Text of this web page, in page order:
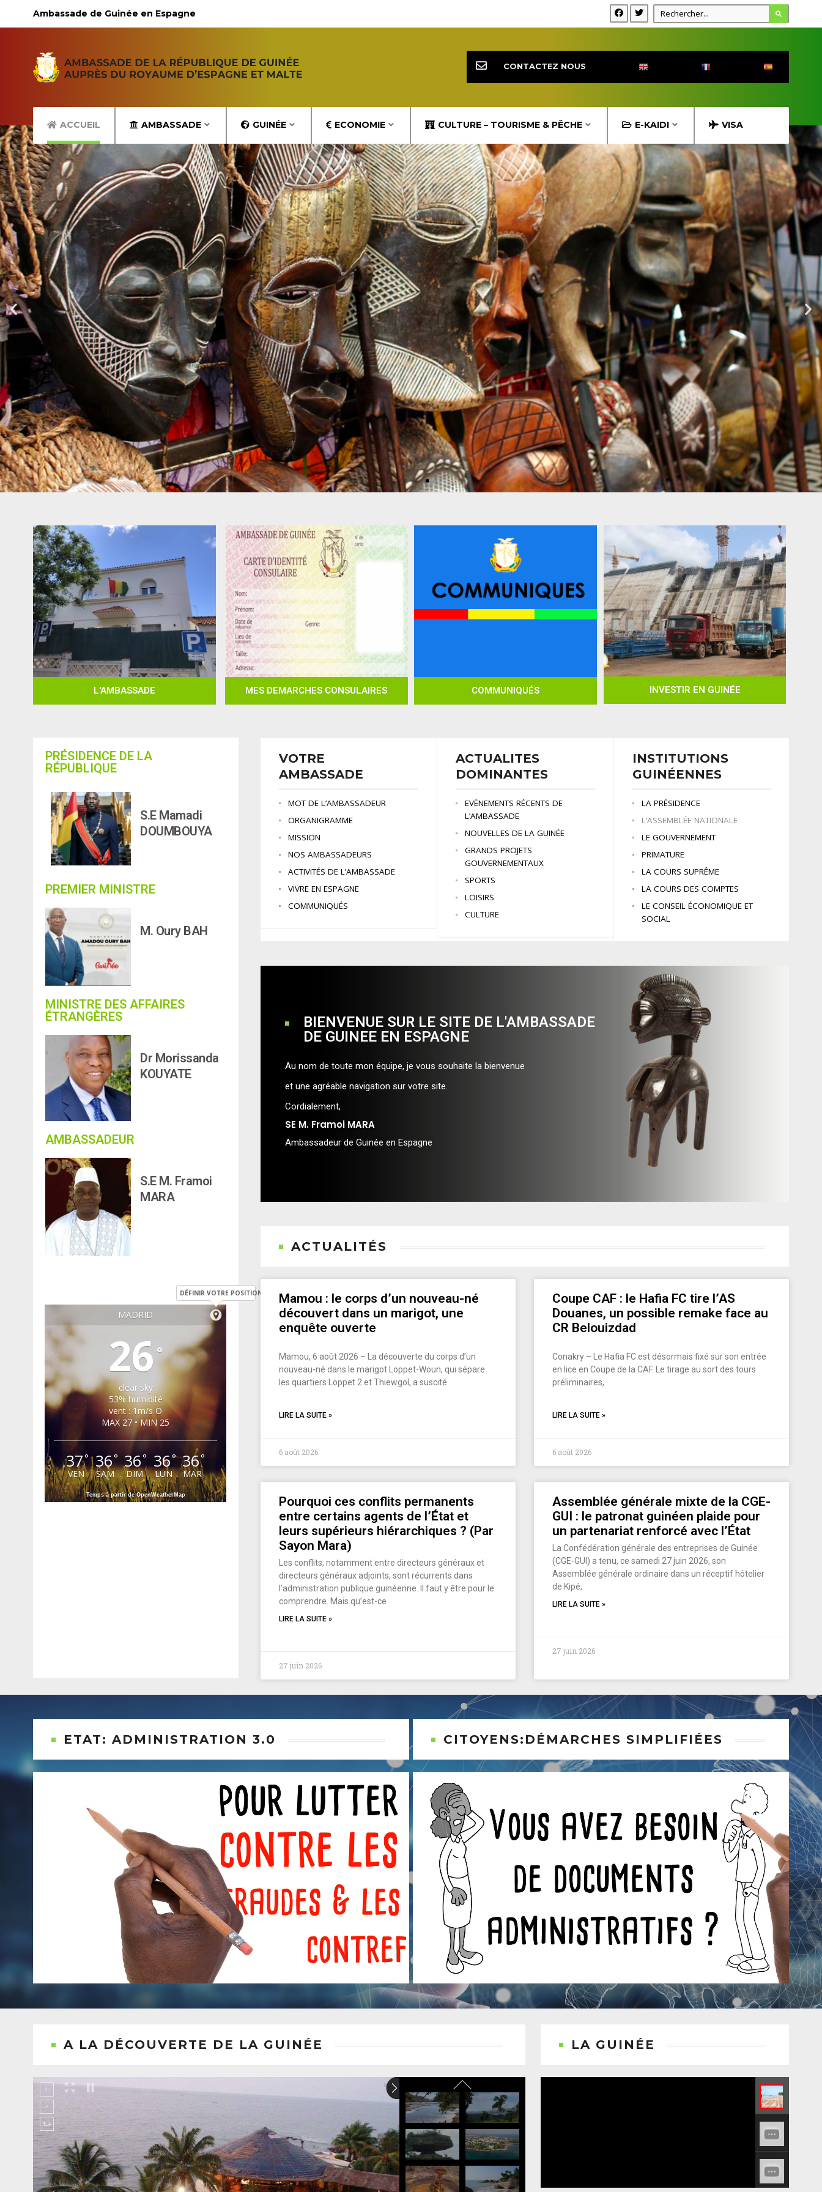
Ambassade de Guinée en Espagne
ACCUEIL AMBASSADE GUINÉE ECONOMIE CULTURE – TOURISME & PÊCHE E-KAIDI VISA
CONTACTEZ NOUS
Bonjour et bienvenue sur le site de
L'AMBASSADE DE
GUINÉE EN
ESPAGNE & MALTE
L'AMBASSADE MES DEMARCHES CONSULAIRES COMMUNIQUÉS INVESTIR EN GUINÉE
PRÉSIDENCE DE LA
RÉPUBLIQUE
S.E Mamadi
DOUMBOUYA
PREMIER MINISTRE
M. Oury BAH
MINISTRE DES AFFAIRES
ÉTRANGÈRES
Dr Morissanda
KOUYATE
AMBASSADEUR
S.E M. Framoi
MARA
MADRID
DÉFINIR VOTRE POSITION
26 °
clear sky
53% humidité
vent : 1m/s O
MAX 27 • MIN 25
37°
VEN
36°
SAM
36°
DIM
36°
LUN
36°
MAR
Temps à partir de OpenWeatherMap
VOTRE
AMBASSADE
MOT DE L’AMBASSADEUR
ORGANIGRAMME
MISSION
NOS AMBASSADEURS
ACTIVITÉS DE L’AMBASSADE
VIVRE EN ESPAGNE
COMMUNIQUÉS
ACTUALITES
DOMINANTES
EVÈNEMENTS RÉCENTS DE
L’AMBASSADE
NOUVELLES DE LA GUINÉE
GRANDS PROJETS
GOUVERNEMENTAUX
SPORTS
LOISIRS
CULTURE
INSTITUTIONS
GUINÉENNES
LA PRÉSIDENCE
L’ASSEMBLÉE NATIONALE
LE GOUVERNEMENT
PRIMATURE
LA COURS SUPRÊME
LA COURS DES COMPTES
LE CONSEIL ÉCONOMIQUE ET
SOCIAL
BIENVENUE SUR LE SITE DE L'AMBASSADE
DE GUINEE EN ESPAGNE
Au nom de toute mon équipe, je vous souhaite la bienvenue
et une agréable navigation sur votre site.
Cordialement,
SE M. Framoi MARA
Ambassadeur de Guinée en Espagne
ACTUALITÉS
Mamou : le corps d’un nouveau-né
découvert dans un marigot, une
enquête ouverte
Mamou, 6 août 2026 – La découverte du corps d’un
nouveau-né dans le marigot Loppet-Woun, qui sépare
les quartiers Loppet 2 et Thiewgol, a suscité
LIRE LA SUITE »
6 août 2026
Coupe CAF : le Hafia FC tire l’AS
Douanes, un possible remake face au
CR Belouizdad
Conakry – Le Hafia FC est désormais fixé sur son entrée
en lice en Coupe de la CAF. Le tirage au sort des tours
préliminaires,
LIRE LA SUITE »
6 août 2026
Pourquoi ces conflits permanents
entre certains agents de l’État et
leurs supérieurs hiérarchiques ? (Par
Sayon Mara)
Les conflits, notamment entre directeurs généraux et
directeurs généraux adjoints, sont récurrents dans
l’administration publique guinéenne. Il faut y être pour le
comprendre. Mais qu’est-ce
LIRE LA SUITE »
27 juin 2026
Assemblée générale mixte de la CGE-
GUI : le patronat guinéen plaide pour
un partenariat renforcé avec l’État
La Confédération générale des entreprises de Guinée
(CGE-GUI) a tenu, ce samedi 27 juin 2026, son
Assemblée générale ordinaire dans un réceptif hôtelier
de Kipé,
LIRE LA SUITE »
27 juin 2026
ETAT: ADMINISTRATION 3.0 CITOYENS:DÉMARCHES SIMPLIFIÉES
A LA DÉCOUVERTE DE LA GUINÉE LA GUINÉE